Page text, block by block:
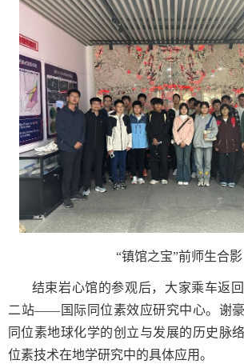
“镇馆之宝”前师生合影
结束岩心馆的参观后，大家乘车返
二站——国际同位素效应研究中心。谢
同位素地球化学的创立与发展的历史脉
位素技术在地学研究中的具体应用。